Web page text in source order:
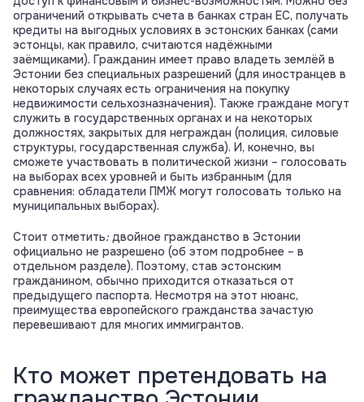
ограничений открывать счета в банках стран ЕС, получать
кредиты на выгодных условиях в эстонских банках (сами
эстонцы, как правило, считаются надёжными
заёмщиками). Гражданин имеет право владеть землёй в
Эстонии без специальных разрешений (для иностранцев в
некоторых случаях есть ограничения на покупку
недвижимости сельхозназначения). Также граждане могут
служить в государственных органах и на некоторых
должностях, закрытых для неграждан (полиция, силовые
структуры, государственная служба). И, конечно, вы
сможете участвовать в политической жизни – голосовать
на выборах всех уровней и быть избранным (для
сравнения: обладатели ПМЖ могут голосовать только на
муниципальных выборах).
Стоит отметить: двойное гражданство в Эстонии
официально не разрешено (об этом подробнее – в
отдельном разделе). Поэтому, став эстонским
гражданином, обычно приходится отказаться от
предыдущего паспорта. Несмотря на этот нюанс,
преимущества европейского гражданства зачастую
перевешивают для многих иммигрантов.
Кто может претендовать на